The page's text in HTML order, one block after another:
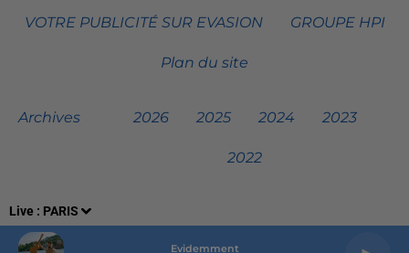
Live : PARIS
Evidemment
VOTRE PUBLICITÉ SUR EVASION GROUPE HPI
Plan du site
Archives 2026 2025 2024 2023
2022